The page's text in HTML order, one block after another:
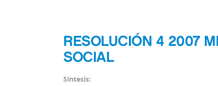
RESOLUCIÓN 4 2007
SOCIAL
Síntesis: